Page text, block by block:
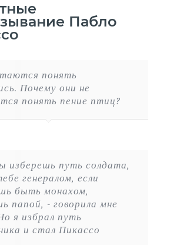
Пабло
понять
Почему они не
понять пение птиц?
изберешь путь солдата,
генералом, если
быть монахом,
папой, - говорила мне
я избрал путь
и стал Пикассо